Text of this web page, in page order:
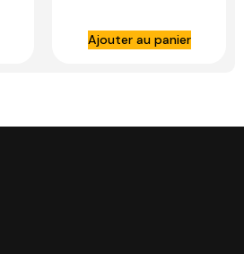
Ajouter au panier